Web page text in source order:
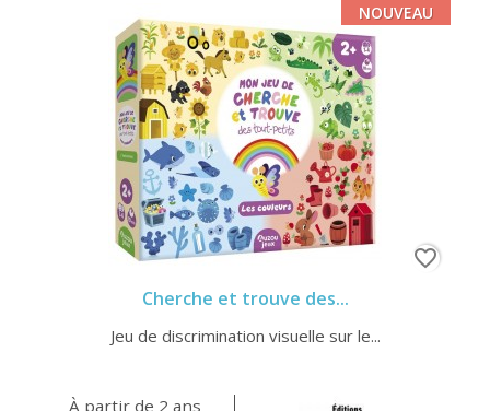
Cherche et trouve des...
Jeu de discrimination visuelle sur le...
À partir de 2 ans
NOUVEAU
favorite_border